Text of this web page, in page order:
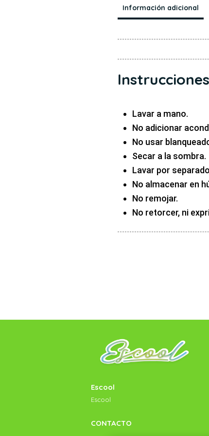
Información adicional
Lavar a mano.
No adicionar
No usar
Secar a la sombra.
Lavar por
No almacenar en
No remojar.
No retorcer, ni
Escool
Escool
CONTACTO